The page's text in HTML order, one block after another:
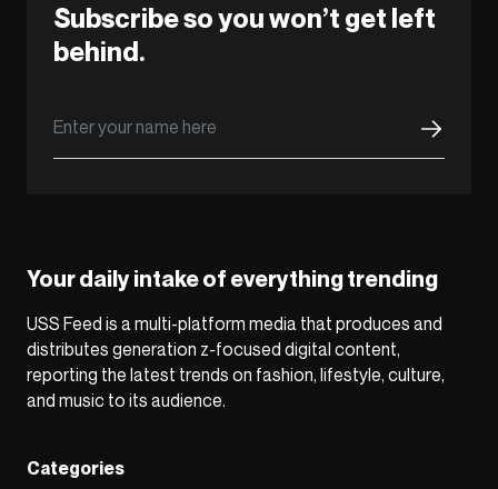
Subscribe so you won’t get left
behind.
Your daily intake of everything trending
USS Feed is a multi-platform media that produces and
distributes generation z-focused digital content,
reporting the latest trends on fashion, lifestyle, culture,
and music to its audience.
Categories